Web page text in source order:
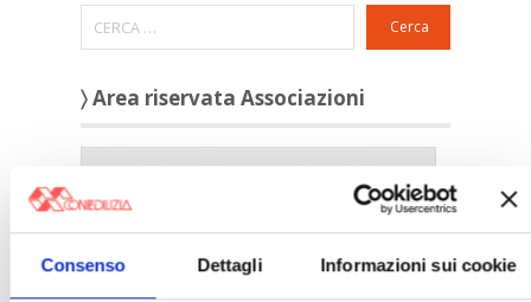
Consenso Dettagli Informazioni sui cookie
Cerca
〉 Area riservata Associazioni